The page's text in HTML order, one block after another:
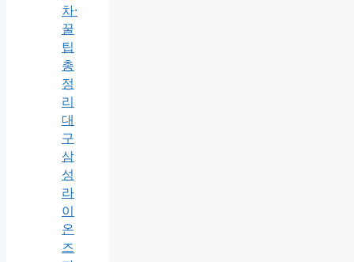
차·
꿀
팁
총
정
리
대
구
삼
성
라
이
온
즈